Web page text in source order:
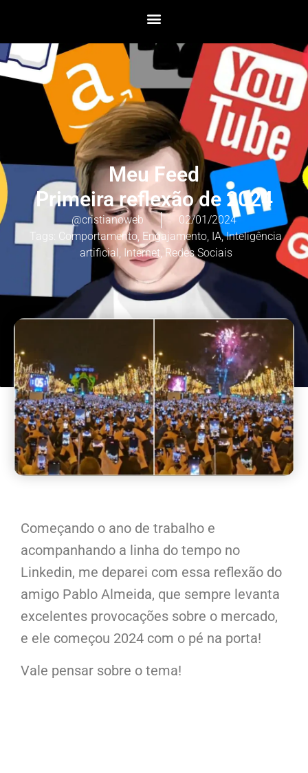
Meu Feed
Primeira reflexão de 2024
@cristianoweb
02/01/2024
Tags: Comportamento, Engajamento, IA,Inteligência
artificial , Internet, Redes Sociais
Começando o ano de trabalho e
acompanhando a linha do tempo no
Linkedin, me deparei com essa reflexão do
amigo Pablo Almeida, que sempre levanta
excelentes provocações sobre o mercado,
e ele começou 2024 com o pé na porta!
Vale pensar sobre o tema!